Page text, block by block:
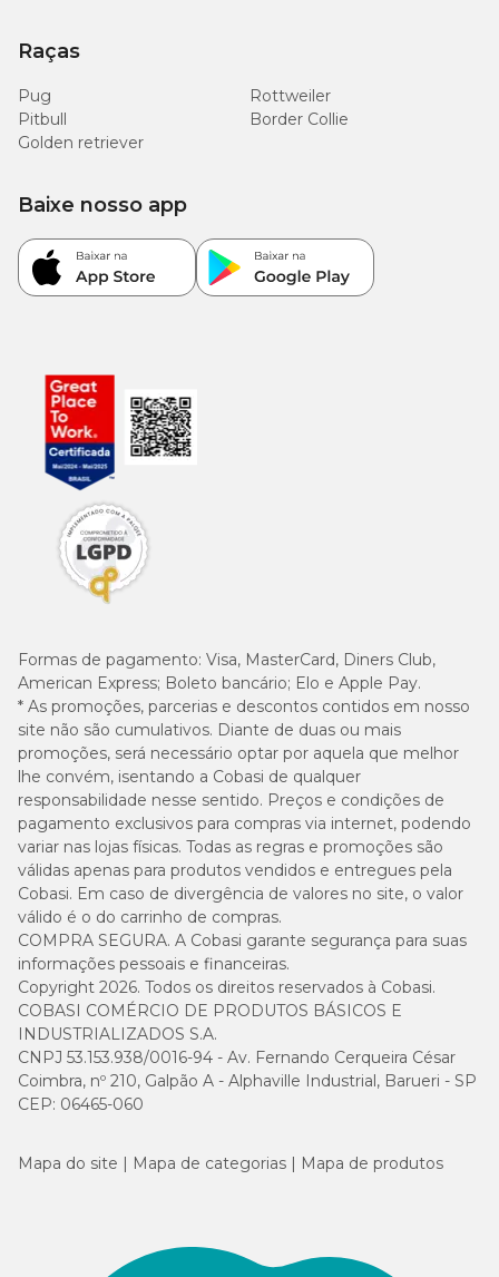
Raças
Pug
Rottweiler
Pitbull
Border Collie
Golden retriever
Formas de pagamento: Visa, MasterCard, Diners Club,
American Express; Boleto bancário; Elo e Apple Pay.
* As promoções, parcerias e descontos contidos em nosso
site não são cumulativos. Diante de duas ou mais
promoções, será necessário optar por aquela que melhor
lhe convém, isentando a Cobasi de qualquer
responsabilidade nesse sentido. Preços e condições de
pagamento exclusivos para compras via internet, podendo
variar nas lojas físicas. Todas as regras e promoções são
válidas apenas para produtos vendidos e entregues pela
Cobasi. Em caso de divergência de valores no site, o valor
válido é o do carrinho de compras.
COMPRA SEGURA. A Cobasi garante segurança para suas
informações pessoais e financeiras.
Copyright 2026. Todos os direitos reservados à Cobasi.
COBASI COMÉRCIO DE PRODUTOS BÁSICOS E
INDUSTRIALIZADOS S.A.
CNPJ 53.153.938/0016-94 - Av. Fernando Cerqueira César
Coimbra, nº 210, Galpão A - Alphaville Industrial, Barueri - SP
CEP: 06465-060
Baixe nosso app
Mapa do site Mapa de categorias Mapa de produtos